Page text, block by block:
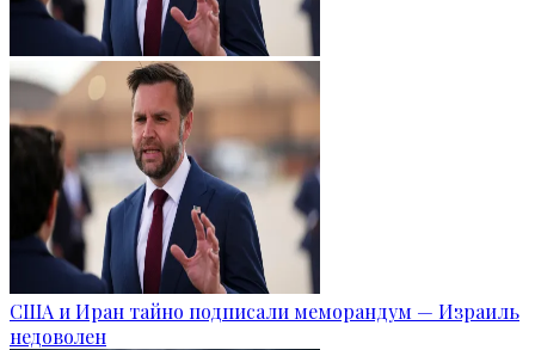
США и Иран тайно подписали меморандум — Израиль
недоволен